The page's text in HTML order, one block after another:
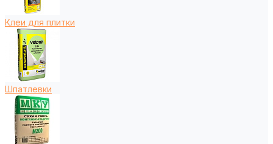
Клеи для плитки
Шпатлевки